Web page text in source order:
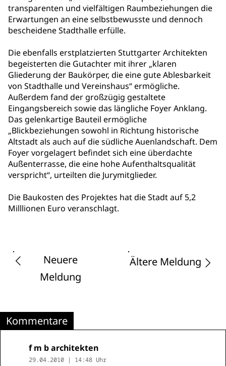
transparenten und vielfältigen Raumbeziehungen die
Erwartungen an eine selbstbewusste und dennoch
bescheidene Stadthalle erfülle.
Die ebenfalls erstplatzierten Stuttgarter Architekten
begeisterten die Gutachter mit ihrer „klaren
Gliederung der Baukörper, die eine gute Ablesbarkeit
von Stadthalle und Vereinshaus“ ermögliche.
Außerdem fand der großzügig gestaltete
Eingangsbereich sowie das längliche Foyer Anklang.
Das gelenkartige Bauteil ermögliche
„Blickbeziehungen sowohl in Richtung historische
Altstadt als auch auf die südliche Auenlandschaft. Dem
Foyer vorgelagert befindet sich eine überdachte
Außenterrasse, die eine hohe Aufenthaltsqualität
verspricht“, urteilten die Jurymitglieder.
Die Baukosten des Projektes hat die Stadt auf 5,2
Milllionen Euro veranschlagt.
Neuere
Meldung
Ältere Meldung
Kommentare
f m b architekten
29.04.2010 | 14:48 Uhr